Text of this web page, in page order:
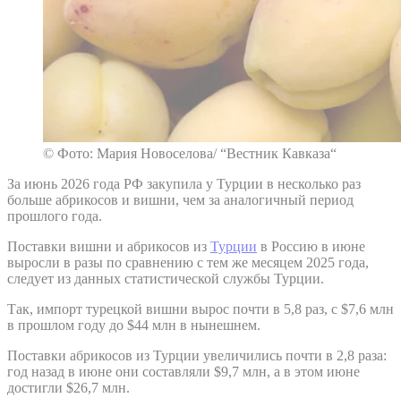
© Фото: Мария Новоселова/ “Вестник Кавказа“
За июнь 2026 года РФ закупила у Турции в несколько раз
больше абрикосов и вишни, чем за аналогичный период
прошлого года.
Поставки вишни и абрикосов из Турции в Россию в июне
выросли в разы по сравнению с тем же месяцем 2025 года,
следует из данных статистической службы Турции.
Так, импорт турецкой вишни вырос почти в 5,8 раз, с $7,6 млн
в прошлом году до $44 млн в нынешнем.
Поставки абрикосов из Турции увеличились почти в 2,8 раза:
год назад в июне они составляли $9,7 млн, а в этом июне
достигли $26,7 млн.